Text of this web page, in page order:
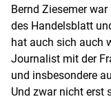
Bernd Ziesemer
des Handelsblatt
hat auch sich auch
Journalist mit der
und insbesondere
Und zwar nicht erst